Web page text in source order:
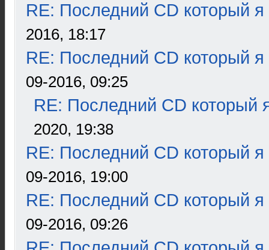
RE: Последний CD который я
2016, 18:17
RE: Последний CD который я
09-2016, 09:25
RE: Последний CD который
2020, 19:38
RE: Последний CD который я
09-2016, 19:00
RE: Последний CD который я
09-2016, 09:26